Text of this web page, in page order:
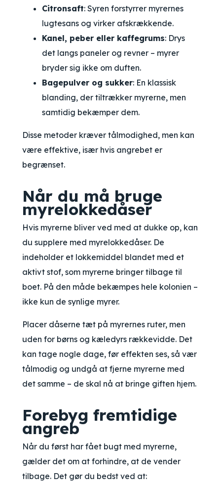
Citronsaft: Syren forstyrrer myrernes
lugtesans og virker afskrækkende.
Kanel, peber eller kaffegrums: Drys
det langs paneler og revner – myrer
bryder sig ikke om duften.
Bagepulver og sukker: En klassisk
blanding, der tiltrækker myrerne, men
samtidig bekæmper dem.
Disse metoder kræver tålmodighed, men kan
være effektive, især hvis angrebet er
begrænset.
Når du må bruge
myrelokkedåser
Hvis myrerne bliver ved med at dukke op, kan
du supplere med myrelokkedåser. De
indeholder et lokkemiddel blandet med et
aktivt stof, som myrerne bringer tilbage til
boet. På den måde bekæmpes hele kolonien –
ikke kun de synlige myrer.
Placer dåserne tæt på myrernes ruter, men
uden for børns og kæledyrs rækkevidde. Det
kan tage nogle dage, før effekten ses, så vær
tålmodig og undgå at fjerne myrerne med
det samme – de skal nå at bringe giften hjem.
Forebyg fremtidige
angreb
Når du først har fået bugt med myrerne,
gælder det om at forhindre, at de vender
tilbage. Det gør du bedst ved at: